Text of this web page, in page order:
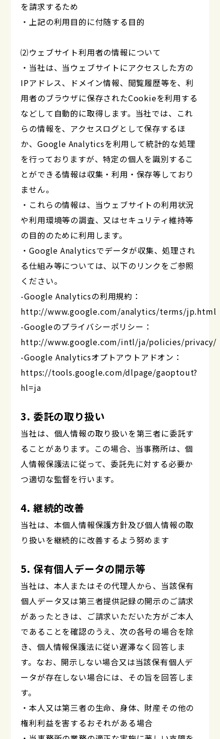
を請求するため
・上記の利用目的に付随する目的
⑵ウェブサイト利用者の情報について
・当社は、当ウェブサイトにアクセスした方の
IPアドレス、ドメイン情報、閲覧履歴等を、利
用者のブラウザに保存されたCookieを利用する
などして自動的に取得します。当社では、これ
らの情報を、アクセスログとして保存するほ
か、Google Analyticsを利用して統計的な処理
を行っておりますが、特定の個人を識別するこ
とができる情報は収集・利用・保存等しており
ません。
・これらの情報は、当ウェブサイトの利用状況
や利用環境等の調査、又はセキュリティ維持等
の目的のために利用します。
・Google Analyticsでデータが収集、処理され
る仕組み等については、以下のリンクをご参照
ください。
-Google Analyticsの利用規約：
http://www.google.com/analytics/terms/jp.html
-Googleのプライバシーポリシー：
http://www.google.com/intl/ja/policies/privacy/
-Google Analyticsオプトアウトアドオン：
https://tools.google.com/dlpage/gaoptout?
hl=ja
3. 委託の取り扱い
当社は、個人情報の取り扱いを第三者に委託す
ることがあります。この場合、当事務所は、個
人情報保護法に従って、委託先に対する必要か
つ適切な監督を行います。
4. 継続的改善
当社は、本個人情報保護方針及び個人情報の取
り扱いを継続的に改善するよう努めます
5. 保有個人データの開示等
当社は、本人またはその代理人から、当該保有
個人データ又は第三者提供記録の開示のご請求
があったときは、ご請求いただいた方がご本人
であることを確認のうえ、次の各号の場合を除
き、個人情報保護法に従い遅滞なく回答しま
す。なお、開示しない場合又は当該保有個人デ
ータが存在しない場合には、その旨を回答しま
す。
・本人又は第三者の生命、身体、財産その他の
権利利益を害するおそれがある場合